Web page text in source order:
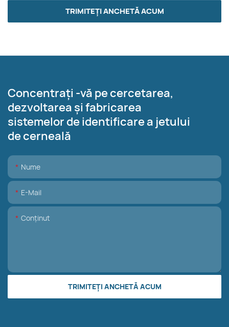
TRIMITEȚI ANCHETĂ ACUM
Concentrați -vă pe cercetarea,
dezvoltarea și fabricarea
sistemelor de identificare a jetului
de cerneală
Nume
E-Mail
Conţinut
TRIMITEȚI ANCHETĂ ACUM